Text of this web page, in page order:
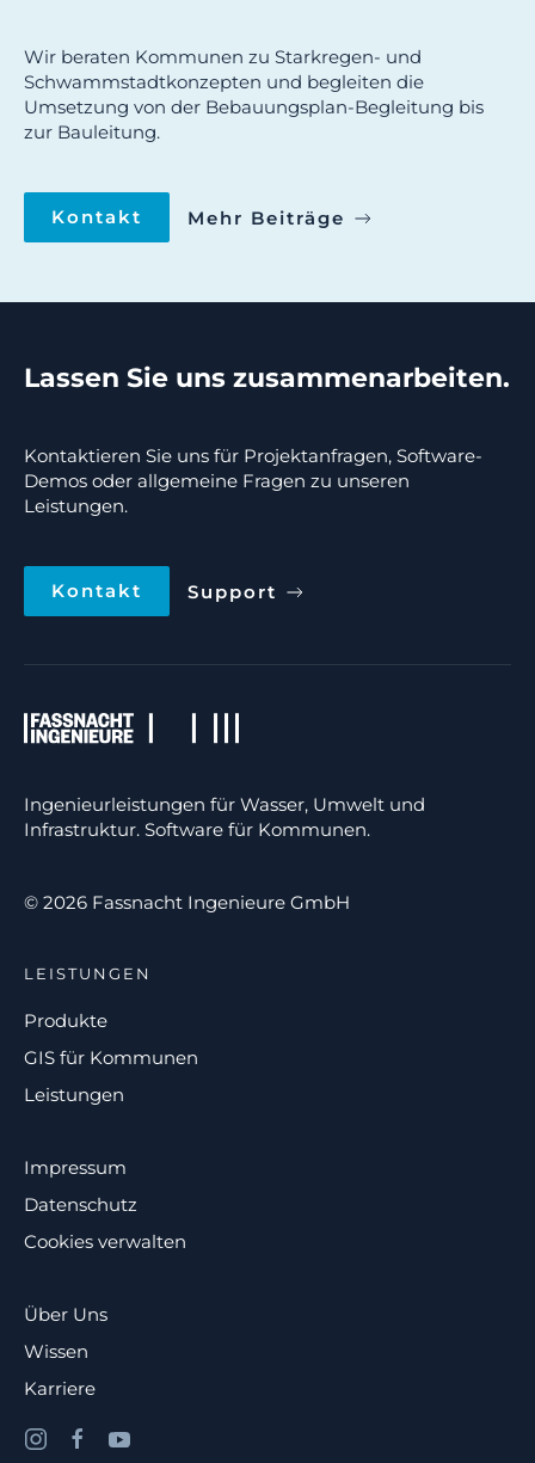
Wir beraten Kommunen zu Starkregen- und
Schwammstadtkonzepten und begleiten die
Umsetzung von der Bebauungsplan-Begleitung bis
zur Bauleitung.
Kontakt Mehr Beiträge
Lassen Sie uns zusammenarbeiten.
Kontaktieren Sie uns für Projektanfragen, Software-
Demos oder allgemeine Fragen zu unseren
Leistungen.
Kontakt Support
Ingenieurleistungen für Wasser, Umwelt und
Infrastruktur. Software für Kommunen.
© 2026 Fassnacht Ingenieure GmbH
LEISTUNGEN
Produkte
GIS für Kommunen
Leistungen
Impressum
Datenschutz
Cookies verwalten
Über Uns
Wissen
Karriere